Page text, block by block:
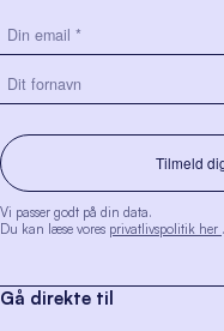
Vi passer godt på din data.
Du kan læse vores privatlivspolitik her .
Gå direkte til